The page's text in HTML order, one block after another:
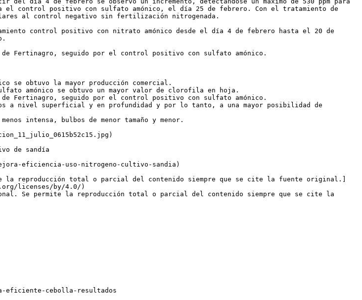
el control positivo con sulfato amónico, el día 25 de febrero. Con el tratamiento de
al control negativo sin fertilización nitrogenada.
control positivo con nitrato amónico desde el día 4 de febrero hasta el 20 de
Fertinagro, seguido por el control positivo con sulfato amónico.
obtuvo la mayor producción comercial.
amónico se obtuvo un mayor valor de clorofila en hoja.
Fertinagro, seguido por el control positivo con sulfato amónico.
a nivel superficial y en profundidad y por lo tanto, a una mayor posibilidad de
intensa, bulbos de menor tamaño y menor.
de sandía
eficiencia-uso-nitrogeno-cultivo-sandia)
la reproducción total o parcial del contenido siempre que se cite la fuente original.]
licenses/by/4.0/)
Se permite la reproducción total o parcial del contenido siempre que se cite la